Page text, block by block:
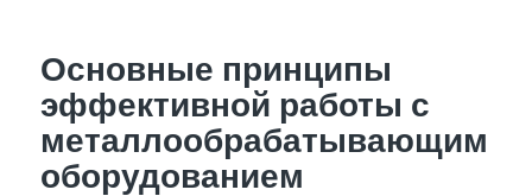
Основные принципы
эффективной работы с
металлообрабатывающим
оборудованием